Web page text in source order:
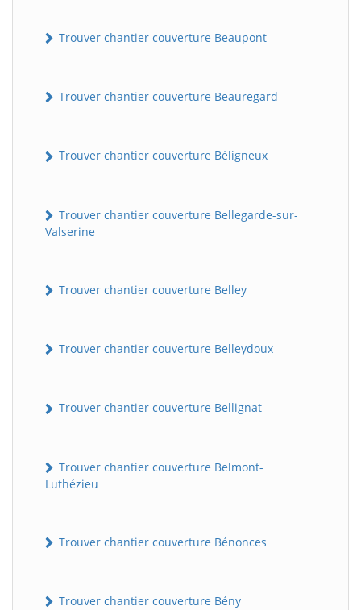
Trouver chantier couverture Beaupont
Trouver chantier couverture Beauregard
Trouver chantier couverture Béligneux
Trouver chantier couverture Bellegarde-sur-
Valserine
Trouver chantier couverture Belley
Trouver chantier couverture Belleydoux
Trouver chantier couverture Bellignat
Trouver chantier couverture Belmont-
Luthézieu
Trouver chantier couverture Bénonces
Trouver chantier couverture Bény